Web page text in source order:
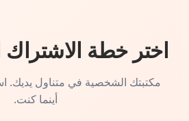
اختر خطة الاشتراك
مكتبتك الشخصية في متناول يديك.
أينما كنت.